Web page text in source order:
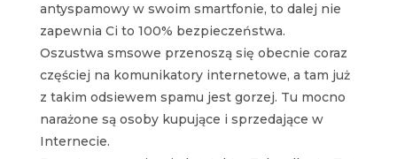
antyspamowy w swoim smartfonie, to dalej nie
zapewnia Ci to 100% bezpieczeństwa.
Oszustwa smsowe przenoszą się obecnie coraz
częściej na komunikatory internetowe, a tam już
z takim odsiewem spamu jest gorzej. Tu mocno
narażone są osoby kupujące i sprzedające w
Internecie.